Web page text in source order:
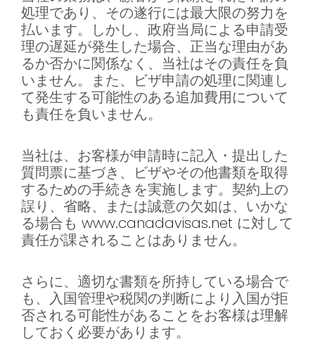
処理であり、その遂行には最大限の努力を
払います。しかし、政府当局による申請受
理の遅延が発生した場合、正当な理由があ
るか否かに関係なく、当社はその責任を負
いません。また、ビザ申請の処理に関連し
て発生する可能性のある追加費用について
も責任を負いません。
当社は、お客様が申請時に記入・提出した
質問票に基づき、ビザやその他書類を取得
するための手続きを実施します。契約上の
誤り、省略、または誠意の欠如は、いかな
る場合も www.canadavisas.net に対して
責任が課されることはありません。
さらに、適切な書類を所持している場合で
も、入国管理や税関の判断により入国が拒
否される可能性があることをお客様は理解
しておく必要があります。